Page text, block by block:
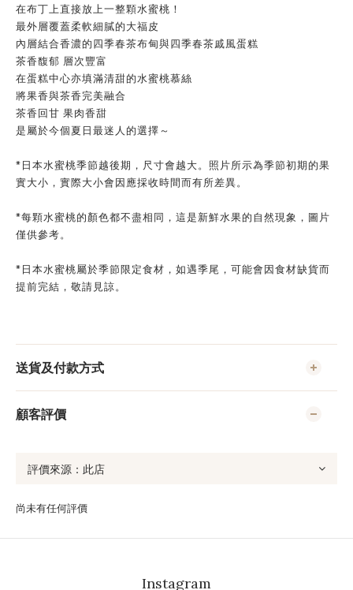
在布丁上直接放上一整顆水蜜桃！
最外層覆蓋柔軟細膩的大福皮
內層結合香濃的四季春茶布甸與四季春茶戚風蛋糕
茶香馥郁 層次豐富
在蛋糕中心亦填滿清甜的水蜜桃慕絲
將果香與茶香完美融合
茶香回甘 果肉香甜
是屬於今個夏日最迷人的選擇～
*日本水蜜桃季節越後期，尺寸會越大。照片所示為季節初期的果
實大小，實際大小會因應採收時間而有所差異。
*每顆水蜜桃的顏色都不盡相同，這是新鮮水果的自然現象，圖片
僅供參考。
*日本水蜜桃屬於季節限定食材，如遇季尾，可能會因食材缺貨而
提前完結，敬請見諒。
送貨及付款方式
顧客評價
尚未有任何評價
Instagram